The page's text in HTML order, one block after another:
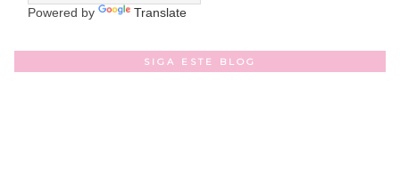
Powered by Translate
SIGA ESTE BLOG